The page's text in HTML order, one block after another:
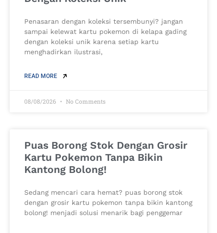
Penasaran dengan koleksi tersembunyi? jangan
sampai kelewat kartu pokemon di kelapa gading
dengan koleksi unik karena setiap kartu
menghadirkan ilustrasi,
READ MORE
08/08/2026 No Comments
Puas Borong Stok Dengan Grosir
Kartu Pokemon Tanpa Bikin
Kantong Bolong!
Sedang mencari cara hemat? puas borong stok
dengan grosir kartu pokemon tanpa bikin kantong
bolong! menjadi solusi menarik bagi penggemar